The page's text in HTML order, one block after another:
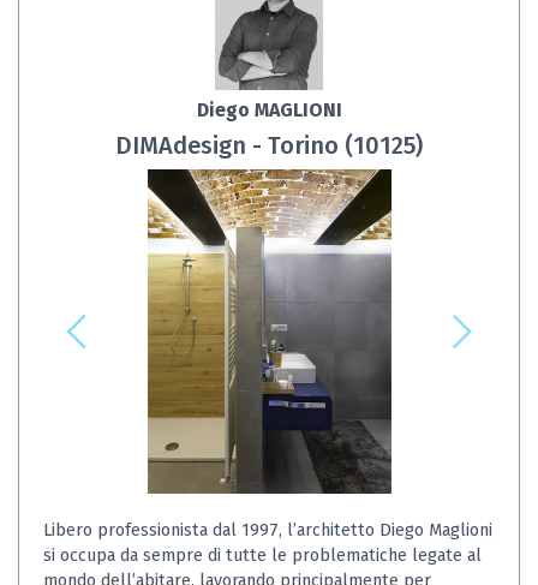
Diego MAGLIONI
DIMAdesign - Torino (10125)
Libero professionista dal 1997, l’architetto Diego Maglioni
si occupa da sempre di tutte le problematiche legate al
mondo dell’abitare, lavorando principalmente per